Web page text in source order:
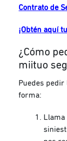
Contrato de
¡Obtén aquí
¿Cómo
miituo
Puedes pedir
forma:
Llama